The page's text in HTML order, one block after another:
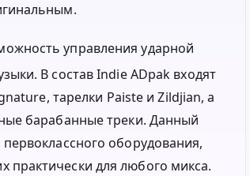
управления ударной
В состав Indie ADpak входят
тарелки Paiste и Zildjian, а
барабанные треки. Данный
оборудования,
практически для любого микса.